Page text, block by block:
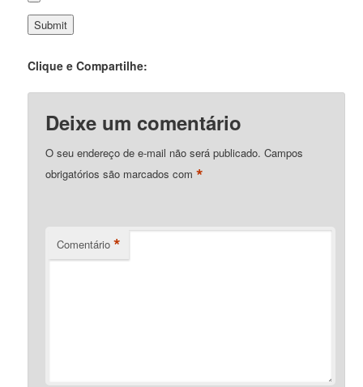
Clique e Compartilhe:
Deixe um comentário
O seu endereço de e-mail não será publicado. Campos
obrigatórios são marcados com*
Comentário *